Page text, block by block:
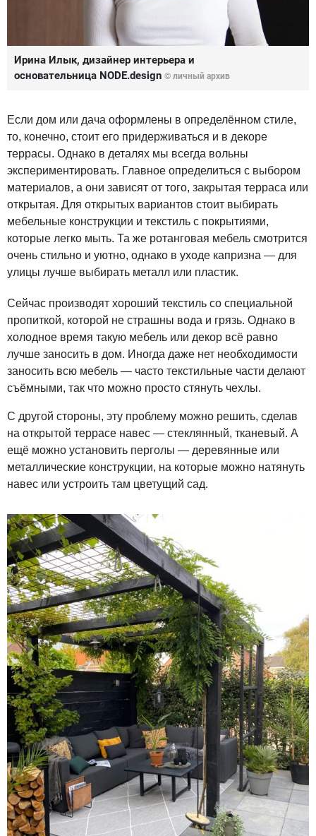
Ирина Илык, дизайнер интерьера и
основательница NODE.design © личный архив
Если дом или дача оформлены в определённом стиле,
то, конечно, стоит его придерживаться и в декоре
террасы. Однако в деталях мы всегда вольны
экспериментировать. Главное определиться с выбором
материалов, а они зависят от того, закрытая терраса или
открытая. Для открытых вариантов стоит выбирать
мебельные конструкции и текстиль с покрытиями,
которые легко мыть. Та же ротанговая мебель смотрится
очень стильно и уютно, однако в уходе капризна — для
улицы лучше выбирать металл или пластик.
Сейчас производят хороший текстиль со специальной
пропиткой, которой не страшны вода и грязь. Однако в
холодное время такую мебель или декор всё равно
лучше заносить в дом. Иногда даже нет необходимости
заносить всю мебель — часто текстильные части делают
съёмными, так что можно просто стянуть чехлы.
С другой стороны, эту проблему можно решить, сделав
на открытой террасе навес — стеклянный, тканевый. А
ещё можно установить перголы — деревянные или
металлические конструкции, на которые можно натянуть
навес или устроить там цветущий сад.